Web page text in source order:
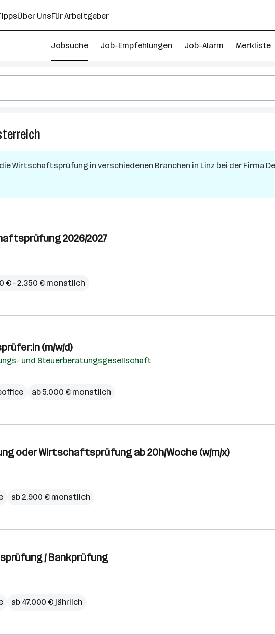
Über UnsFür Arbeitgeber
Jobsuche Job-Empfehlungen Job-Alarm Merkliste
in
Wirtschaftsprüfung in verschiedenen Branchen in Linz bei der Firma
2026/2027
€ – 2.350 € monatlich
(m/w/d)
und Steuerberatungsgesellschaft
ab 5.000 € monatlich
oder Wirtschaftsprüfung ab 20h/Woche (w/m/x)
ab 2.900 € monatlich
/ Bankprüfung
ab 47.000 € jährlich